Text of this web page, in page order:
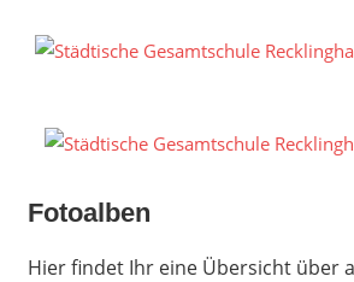
Inhalt
Fotoalben
Hier findet Ihr eine Übersicht über